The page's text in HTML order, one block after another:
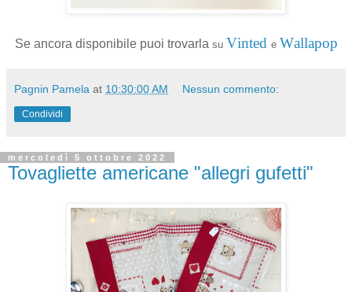
Se ancora disponibile puoi trovarla su Vinted e Wallapop
Pagnin Pamela at 10:30:00 AM Nessun commento:
Condividi
mercoledì 5 ottobre 2022
Tovagliette americane "allegri gufetti"